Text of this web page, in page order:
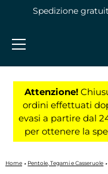
contenuto
Spedizione
Attenzione!
ordini effettuati
evasi a partire dal
per ottenere la
Home Pentole, Tegami e Casseruole